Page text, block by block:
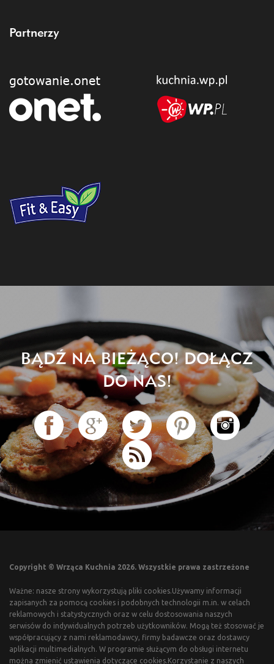
Partnerzy
BĄDŹ NA BIEŻĄCO! DOŁĄCZ
DO NAS!
Copyright © Wrząca Kuchnia 2026. Wszystkie prawa zastrzeżone
Ważne: nasze strony wykorzystują pliki cookies.Używamy informacji
zapisanych za pomocą cookies i podobnych technologii m.in. w celach
reklamowych i statystycznych oraz w celu dostosowania naszych
serwisów do indywidualnych potrzeb użytkowników. Mogą też stosować je
współpracujący z nami reklamodawcy, firmy badawcze oraz dostawcy
aplikacji multimedialnych. W programie służącym do obsługi internetu
można zmienić ustawienia dotyczące cookies.Korzystanie z naszych